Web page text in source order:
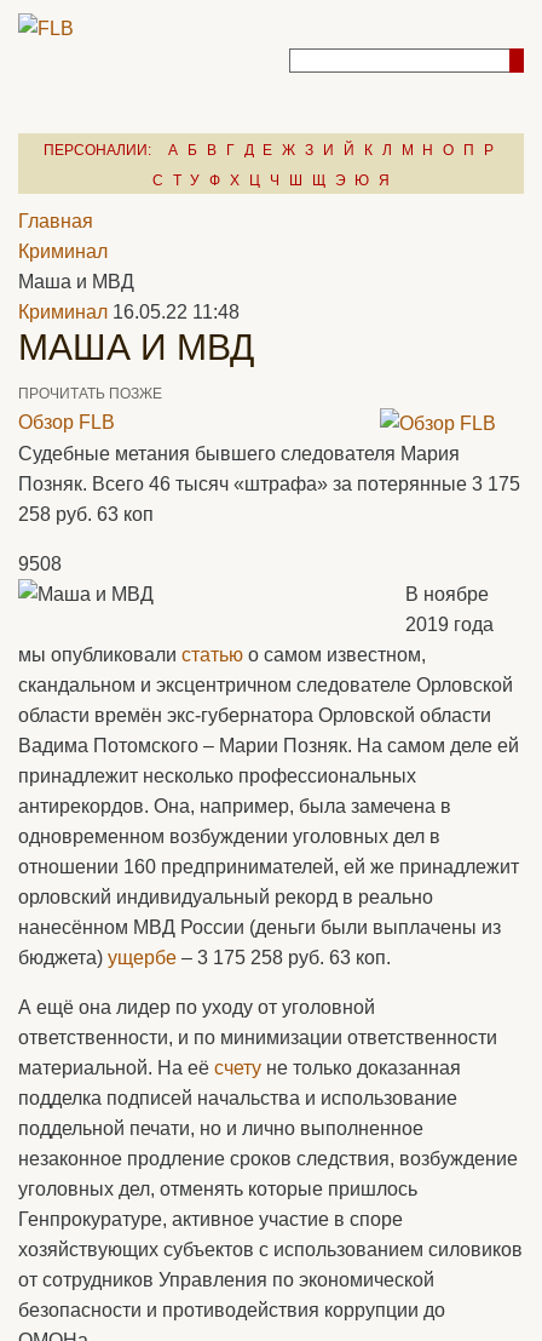
ПЕРСОНАЛИИ: А Б В Г Д Е Ж З И Й К Л М Н О П
Р
С
Т У Ф Х Ц Ч Ш Щ Э Ю Я
Главная
Криминал
Маша и МВД
Криминал 16.05.22 11:48
МАША И МВД
ПРОЧИТАТЬ ПОЗЖЕ
Обзор FLB
Судебные метания бывшего следователя Мария
Позняк. Всего 46 тысяч «штрафа» за потерянные 3 175
258 руб. 63 коп
9508
В ноябре
2019 года
мы опубликовали статью о самом известном,
скандальном и эксцентричном следователе Орловской
области времён экс-губернатора Орловской области
Вадима Потомского – Марии Позняк. На самом деле ей
принадлежит несколько профессиональных
антирекордов. Она, например, была замечена в
одновременном возбуждении уголовных дел в
отношении 160 предпринимателей, ей же принадлежит
орловский индивидуальный рекорд в реально
нанесённом МВД России (деньги были выплачены из
бюджета) ущербе – 3 175 258 руб. 63 коп.
А ещё она лидер по уходу от уголовной
ответственности, и по минимизации ответственности
материальной. На её счету не только доказанная
подделка подписей начальства и использование
поддельной печати, но и лично выполненное
незаконное продление сроков следствия, возбуждение
уголовных дел, отменять которые пришлось
Генпрокуратуре, активное участие в споре
хозяйствующих субъектов с использованием силовиков
от сотрудников Управления по экономической
безопасности и противодействия коррупции до